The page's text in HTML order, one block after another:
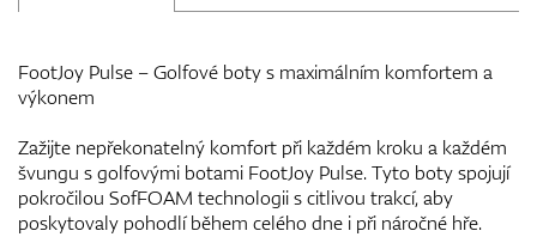
FootJoy Pulse – Golfové boty s maximálním komfortem a
výkonem
Zažijte nepřekonatelný komfort při každém kroku a každém
švungu s golfovými botami FootJoy Pulse. Tyto boty spojují
pokročilou SofFOAM technologii s citlivou trakcí, aby
poskytovaly pohodlí během celého dne i při náročné hře.